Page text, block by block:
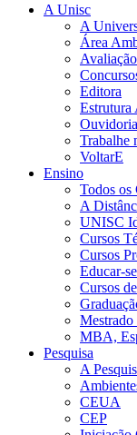
A Unisc
A
Área
Editora
Estrutura
Ouvidoria
Trabalhe
VoltarE
Ensino
Todos os
A
UNISC
Cursos
Cursos
Educar-se
Cursos
MBA,
Pesquisa
A
CEUA
CEP